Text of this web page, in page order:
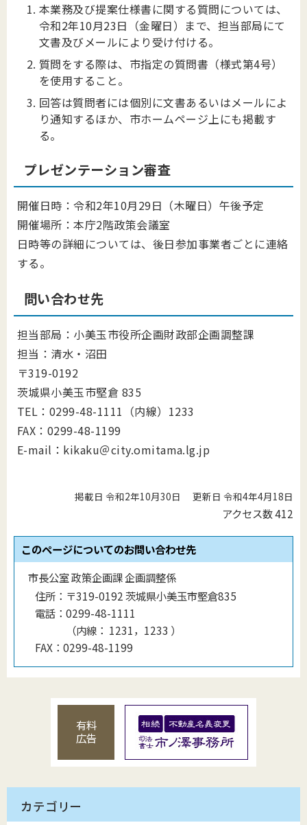
本業務及び提案仕様書に関する質問については、
令和2年10月23日（金曜日）まで、担当部局にて
文書及びメールにより受け付ける。
質問をする際は、市指定の質問書（様式第4号）
を使用すること。
回答は質問者には個別に文書あるいはメールによ
り通知するほか、市ホームページ上にも掲載す
る。
プレゼンテーション審査
開催日時：令和2年10月29日（木曜日）午後予定
開催場所：本庁2階政策会議室
日時等の詳細については、後日参加事業者ごとに連絡
する。
問い合わせ先
担当部局：小美玉市役所企画財政部企画調整課
担当：清水・沼田
〒319-0192
茨城県小美玉市堅倉 835
TEL：0299-48-1111（内線）1233
FAX：0299-48-1199
E-mail：kikaku＠city.omitama.lg.jp
掲載日 令和2年10月30日 更新日 令和4年4月18日
アクセス数412
このページについてのお問い合わせ先
市長公室 政策企画課 企画調整係
住所： 〒319-0192 茨城県小美玉市堅倉835
電話： 0299-48-1111
（内線 ： 1231，1233 ）
FAX： 0299-48-1199
有料
広告
カテゴリー